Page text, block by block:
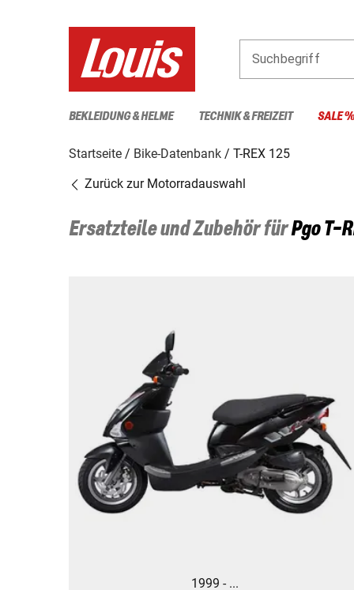
Suchbegriff
BEKLEIDUNG & HELME TECHNIK & FREIZEIT SALE %
Startseite Bike-Datenbank
T-REX 125
Zurück zur Motorradauswahl
Ersatzteile und Zubehör fürPgo T-
1999 - ...